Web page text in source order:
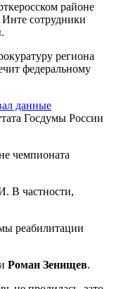
районе
сотрудники
региона
федеральному
данные
Госдумы России
чемпионата
В частности,
реабилитации
Роман Зенищев.